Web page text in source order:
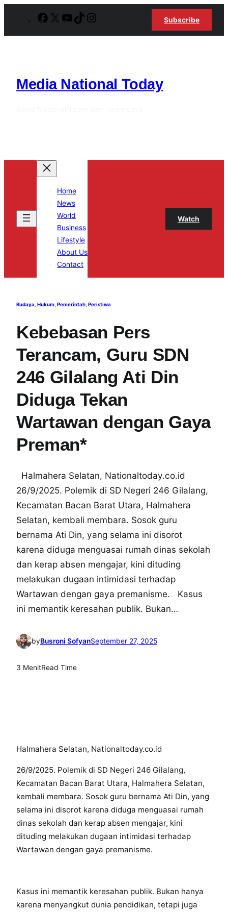
konten
Facebook
X YouTube
TikTok Subscribe
Media National Today
Home
News
World
Business
Lifestyle
About Us
Contact
Watch
Budaya Hukum Pemerintah Peristiwa
Kebebasan Pers
Terancam, Guru SDN
246 Gilalang Ati Din
Diduga Tekan
Wartawan dengan Gaya
Preman*
Halmahera Selatan, Nationaltoday.co.id
26/9/2025. Polemik di SD Negeri 246 Gilalang,
Kecamatan Bacan Barat Utara, Halmahera
Selatan, kembali membara. Sosok guru
bernama Ati Din, yang selama ini disorot
karena diduga menguasai rumah dinas sekolah
dan kerap absen mengajar, kini dituding
melakukan dugaan intimidasi terhadap
Wartawan dengan gaya premanisme. Kasus
ini memantik keresahan publik. Bukan…
byBusroni SofyanSeptember 27, 2025
3 MenitRead Time
Halmahera Selatan, Nationaltoday.co.id
26/9/2025. Polemik di SD Negeri 246 Gilalang,
Kecamatan Bacan Barat Utara, Halmahera Selatan,
kembali membara. Sosok guru bernama Ati Din, yang
selama ini disorot karena diduga menguasai rumah
dinas sekolah dan kerap absen mengajar, kini
dituding melakukan dugaan intimidasi terhadap
Wartawan dengan gaya premanisme.
Kasus ini memantik keresahan publik. Bukan hanya
karena menyangkut dunia pendidikan, tetapi juga